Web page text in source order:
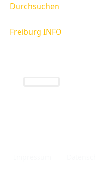
Durchsuchen
Freiburg INFO